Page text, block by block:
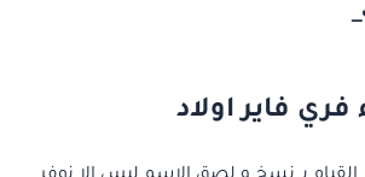
فاير اولاد